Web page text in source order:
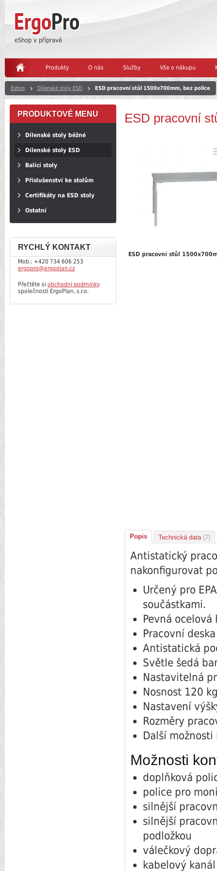
eShop v přípravě
Produkty O nás Služby Vše o nákupu
Eshop Dílenské stoly ESD ESD pracovní stůl 1500x700mm, bez police
ESD pracovní
ESD pracovní stůl
Popis Technická data (7)
Antistatický
nakonfigurovat
Určený pro
součástkami.
Pevná ocelová
Pracovní
Antistatická
Světle šedá
Nastavitelná
Nosnost 120
Nastavení
Rozměry
Další
Možnosti
doplňková
police pro
silnější
silnější
podložkou
válečkový
kabelový
PRODUKTOVÉ MENU
Dílenské stoly běžné
Dílenské stoly ESD
Balicí stoly
Příslušenství ke stolům
Certifikáty na ESD stoly
Ostatní
RYCHLÝ KONTAKT
Mob.: +420 734 606 253
ergopro@ergoplan.cz
Přečtěte si obchodní podmínky
společnosti ErgoPlan, s.r.o.